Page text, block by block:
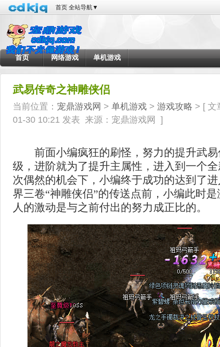
首页 全站导航▼
首页 网络游戏 单机游戏
武易传奇之神雕侠侣
当前位置： 宠鼎游戏网 > 单机游戏 > 游戏攻略 > [ 文
01-30 10:21 发表 来源：宠鼎游戏网 ]
前面小编疯狂的刷怪，努力的提升武易
级，进阶就为了提升主属性，进入到一个
次偶然的机会下，小编终于成功的达到了
界三卷“神雕侠侣”的传送点前，小编此时
人的激动是与之前付出的努力成正比的。